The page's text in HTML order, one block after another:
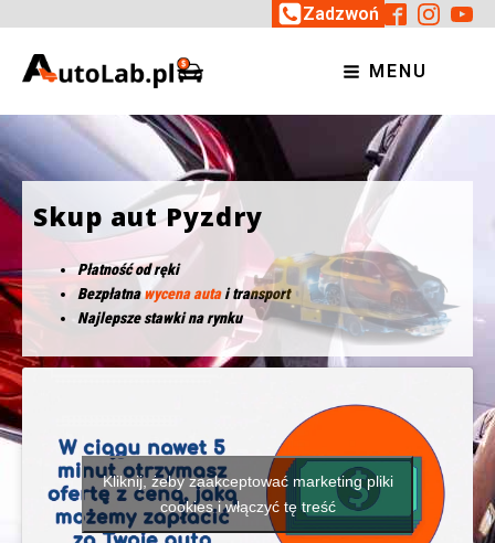
Zadzwoń
MENU
Skup aut Pyzdry
Płatność od ręki
Bezpłatnawycena autai transport
Najlepsze stawki na rynku
Kliknij, żeby zaakceptować marketing pliki
cookies i włączyć tę treść